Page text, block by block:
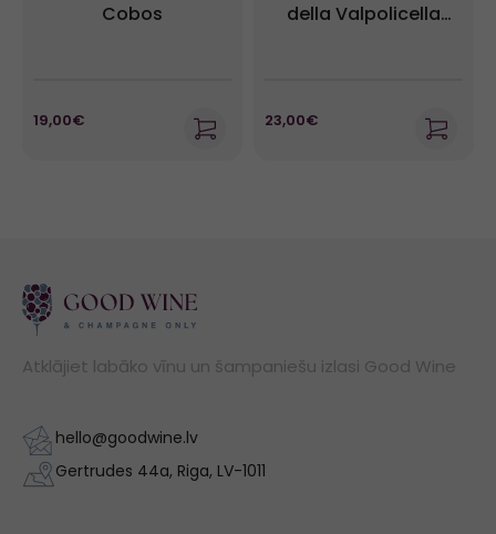
Cobos
19,00€
della Valpolicella
23,00€
Atklājiet labāko vīnu un šampaniešu izlasi Good Wine
hello@goodwine.lv
Gertrudes 44a, Riga, LV-1011